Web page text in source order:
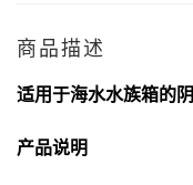
商品描述
适用于海水水族箱的阴
产品说明